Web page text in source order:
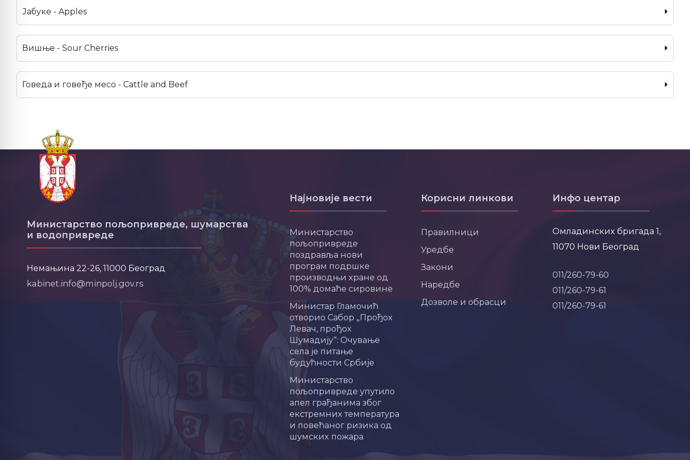
Јабуке - Apples
Вишње - Sour Cherries
Говеда и говеђе месо - Cattle and Beef
Министарство пољопривреде, шумарства
и водопривреде
Немањина 22-26, 11000 Београд
kabinet.info@minpolj.gov.rs
Најновије вести
Министарство
пољопривреде
поздравља нови
програм подршке
производњи хране од
100% домаће сировине
Министар Гламочић
отворио Сабор „Прођох
Левач, прођох
Шумадију“: Очување
села је питање
будућности Србије
Министарство
пољопривреде упутило
апел грађанима због
екстремних температура
и повећаног ризика од
шумских пожара
Корисни линкови
Правилници
Уредбе
Закони
Наредбе
Дозволе и обрасци
Инфо центар
Омладинских бригада 1,
11070 Нови Београд
011/260-79-60
011/260-79-61
011/260-79-61